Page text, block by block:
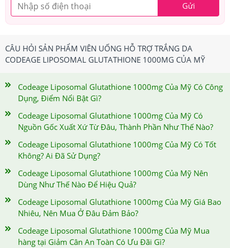
Gửi
CÂU HỎI SẢN PHẨM VIÊN UỐNG HỖ TRỢ TRẮNG DA
CODEAGE LIPOSOMAL GLUTATHIONE 1000MG CỦA MỸ
Codeage Liposomal Glutathione 1000mg Của Mỹ Có Công
Dụng, Điểm Nổi Bật Gì?
Codeage Liposomal Glutathione 1000mg Của Mỹ Có
Nguồn Gốc Xuất Xứ Từ Đâu, Thành Phần Như Thế Nào?
Codeage Liposomal Glutathione 1000mg Của Mỹ Có Tốt
Không? Ai Đã Sử Dụng?
Codeage Liposomal Glutathione 1000mg Của Mỹ Nên
Dùng Như Thế Nào Để Hiệu Quả?
Codeage Liposomal Glutathione 1000mg Của Mỹ Giá Bao
Nhiêu, Nên Mua Ở Đâu Đảm Bảo?
Codeage Liposomal Glutathione 1000mg Của Mỹ Mua
hàng tại Giảm Cân An Toàn Có Ưu Đãi Gì?